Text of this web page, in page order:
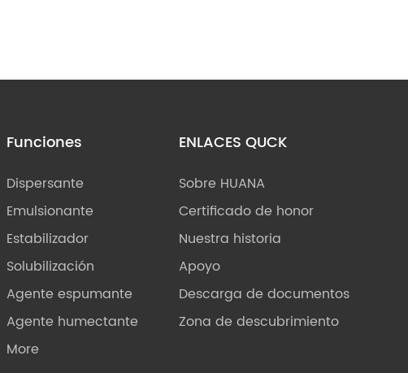
Funciones
Dispersante
Emulsionante
Estabilizador
Solubilización
Agente espumante
Agente humectante
More
ENLACES QUCK
Sobre HUANA
Certificado de honor
Nuestra historia
Apoyo
Descarga de documentos
Zona de descubrimiento